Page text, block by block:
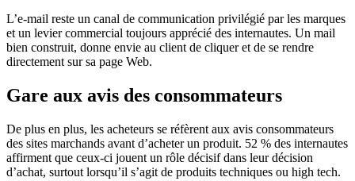
L’e-mail reste un canal de communication privilégié par les marques
et un levier commercial toujours apprécié des internautes. Un mail
bien construit, donne envie au client de cliquer et de se rendre
directement sur sa page Web.
Gare aux avis des consommateurs
De plus en plus, les acheteurs se réfèrent aux avis consommateurs
des sites marchands avant d’acheter un produit. 52 % des internautes
affirment que ceux-ci jouent un rôle décisif dans leur décision
d’achat, surtout lorsqu’il s’agit de produits techniques ou high tech.